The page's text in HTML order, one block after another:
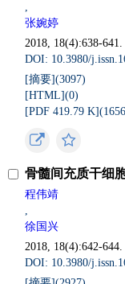
,
张婉婷
2018, 18(4):638-641.
DOI: 10.3980/
[摘要](3097)
[HTML](0)
[PDF 419.79 K](
骨髓间充质干细
程伟靖
,
徐国兴
2018, 18(4):642-644.
DOI: 10.3980/